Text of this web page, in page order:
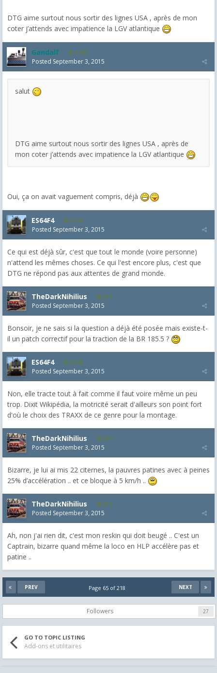
DTG aime surtout nous sortir des lignes USA , après de mon
coter j’attends avec impatience la LGV atlantique
Gandalf 2,463
Posted September 3, 2015
salut
DTG aime surtout nous sortir des lignes USA , après de
mon coter j’attends avec impatience la LGV atlantique
Oui, ça on avait vaguement compris, déjà
ES64F4 2,046
Posted September 3, 2015
Ce qui est déjà sûr, c'est que tout le monde (voire personne)
n'attend les mêmes choses. Ce qui l'est encore plus, c'est que
DTG ne répond pas aux attentes de grand monde.
TheDarkNihilius 354
Posted September 3, 2015
Bonsoir, je ne sais si la question a déjà été posée mais existe-t-
il un patch correctif pour la traction de la BR 185.5 ?
ES64F4 2,046
Posted September 3, 2015
Non, elle tracte tout à fait comme il faut voire même un peu
trop. Dixit Wikipédia, la motricité serait d'ailleurs son point fort
d'où le choix des TRAXX de ce genre pour la montage.
TheDarkNihilius 354
Posted September 3, 2015
Bizarre, je lui ai mis 22 citernes, la pauvres patines avec à peines
25% d’accélération .. et ce bloque à 5 km/h ..
TheDarkNihilius 354
Posted September 3, 2015
Ah, non j'ai rien dit, c'est mon reskin qui doit beugé .. C'est un
Captrain, bizarre quand même la loco en HLP accélère pas et
patine ..
PREV NEXT
Page 65 of 218
Followers 27
GO TO TOPIC LISTING
Add-ons et utilitaires